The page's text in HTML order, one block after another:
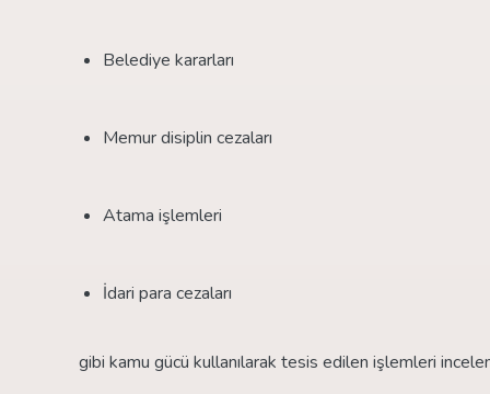
Belediye kararları
Memur disiplin cezaları
Atama işlemleri
İdari para cezaları
gibi kamu gücü kullanılarak tesis edilen işlemleri